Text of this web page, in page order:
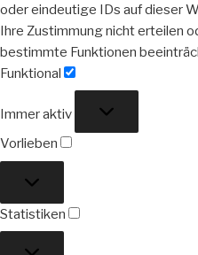
oder eindeutige IDs auf dieser
Ihre Zustimmung nicht erteilen
bestimmte Funktionen
Funktional
Immer aktiv
Vorlieben
Statistiken